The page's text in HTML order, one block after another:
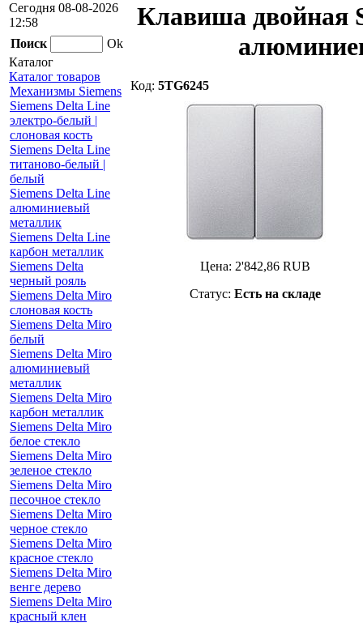
Сегодня 08-08-2026
12:58
Поиск
Ok
Каталог
Каталог товаров
Механизмы Siemens
Siemens Delta Line
электро-белый |
слоновая кость
Siemens Delta Line
титаново-белый |
белый
Siemens Delta Line
алюминиевый
металлик
Siemens Delta Line
карбон металлик
Siemens Delta
черный рояль
Siemens Delta Miro
слоновая кость
Siemens Delta Miro
белый
Siemens Delta Miro
алюминиевый
металлик
Siemens Delta Miro
карбон металлик
Siemens Delta Miro
белое стекло
Siemens Delta Miro
зеленое стекло
Siemens Delta Miro
песочное стекло
Siemens Delta Miro
черное стекло
Siemens Delta Miro
красное стекло
Siemens Delta Miro
венге дерево
Siemens Delta Miro
красный клен
Клавиша двойная
Код: 5TG6245
Цена: 2'842,86RUB
Статус: Есть на складе